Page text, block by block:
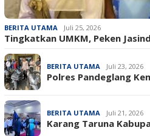
BERITA UTAMA Juli 25, 2026
Tingkatkan UMKM, Peken
BERITA UTAMA Juli 23, 2026
‎Polres Pandeglang
BERITA UTAMA Juli 21, 2026
Karang Taruna